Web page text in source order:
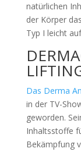
natürlichen
der Körper
Typ I leicht
Das Derma
in der TV-
geworden.
Inhaltsstoffe
Bekämpfung